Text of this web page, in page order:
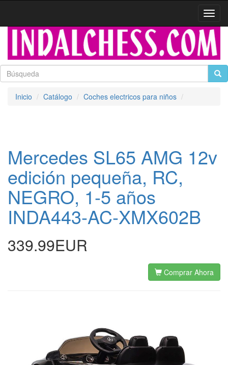
Inicio Catálogo Coches electricos para niños
Mercedes SL65 AMG 12v
edición pequeña, RC,
NEGRO, 1-5 años
INDA443-AC-XMX602B
339.99EUR
Comprar Ahora